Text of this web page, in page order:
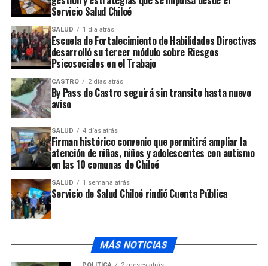
Asimismo, eldelegado presidencial Marcelo
Malagueño, señaló que las fiscalizaciones continuarán
desarrollándose en diversos puntos de la provincia de
Chiloé, en el marco de una estrategia integral que busca
mantener el orden público y resguardar el respeto a la
normativa vigente.
Las autoridades reiteraron el llamado a la población
extranjera a regularizar su situación migratoria.
Hombre resultó con heridas de gravedad luego de brutal
Servicio Salud Chiloé
SALUD 1 día atrás
Escuela de Fortalecimiento de Habilidades Directivas
desarrolló su tercer módulo sobre Riesgos
Psicosociales en el Trabajo
CASTRO 2 días atrás
By Pass de Castro seguirá sin transito hasta nuevo
aviso
SALUD 4 días atrás
Firman histórico convenio que permitirá ampliar la
atención de niñas, niños y adolescentes con autismo
en las 10 comunas de Chiloé
SALUD 1 semana atrás
Servicio de Salud Chiloé rindió Cuenta Pública
MÁS NOTICIAS